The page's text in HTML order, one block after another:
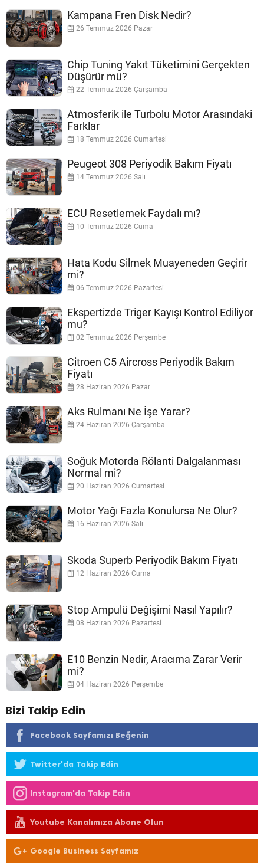
Kampana Fren Disk Nedir?
26 Temmuz 2026 Pazar
Chip Tuning Yakıt Tüketimini Gerçekten
Düşürür mü?
22 Temmuz 2026 Çarşamba
Atmosferik ile Turbolu Motor Arasındaki
Farklar
18 Temmuz 2026 Cumartesi
Peugeot 308 Periyodik Bakım Fiyatı
14 Temmuz 2026 Salı
ECU Resetlemek Faydalı mı?
10 Temmuz 2026 Cuma
Hata Kodu Silmek Muayeneden Geçirir
mi?
06 Temmuz 2026 Pazartesi
Ekspertizde Triger Kayışı Kontrol Ediliyor
mu?
02 Temmuz 2026 Perşembe
Citroen C5 Aircross Periyodik Bakım
Fiyatı
28 Haziran 2026 Pazar
Aks Rulmanı Ne İşe Yarar?
24 Haziran 2026 Çarşamba
Soğuk Motorda Rölanti Dalgalanması
Normal mi?
20 Haziran 2026 Cumartesi
Motor Yağı Fazla Konulursa Ne Olur?
16 Haziran 2026 Salı
Skoda Superb Periyodik Bakım Fiyatı
12 Haziran 2026 Cuma
Stop Ampulü Değişimi Nasıl Yapılır?
08 Haziran 2026 Pazartesi
E10 Benzin Nedir, Aracıma Zarar Verir
mi?
04 Haziran 2026 Perşembe
Bizi Takip Edin
Facebook Sayfamızı Beğenin
Twitter'da Takip Edin
Instagram'da Takip Edin
Youtube Kanalımıza Abone Olun
Google Business Sayfamız